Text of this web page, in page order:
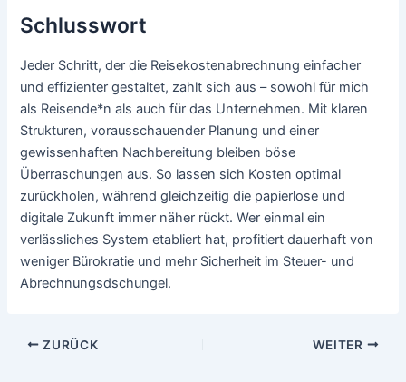
Schlusswort
Jeder Schritt, der die Reisekostenabrechnung einfacher
und effizienter gestaltet, zahlt sich aus – sowohl für mich
als Reisende*n als auch für das Unternehmen. Mit klaren
Strukturen, vorausschauender Planung und einer
gewissenhaften Nachbereitung bleiben böse
Überraschungen aus. So lassen sich Kosten optimal
zurückholen, während gleichzeitig die papierlose und
digitale Zukunft immer näher rückt. Wer einmal ein
verlässliches System etabliert hat, profitiert dauerhaft von
weniger Bürokratie und mehr Sicherheit im Steuer- und
Abrechnungsdschungel.
Beitragsnavigation
ZURÜCK WEITER